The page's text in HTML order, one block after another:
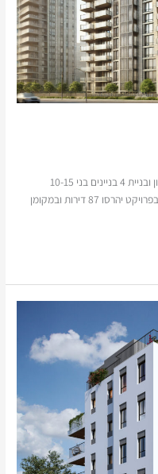
פרויקט להריסת 3 מבני רכבות במרכז העיר חולון ובניית 4 בניינים בני 10-15
קומות,שטחי ציבור גינות ורחבת מסחר בקרקע.בפרויקט יהרסו 87 דירות ובמקומן